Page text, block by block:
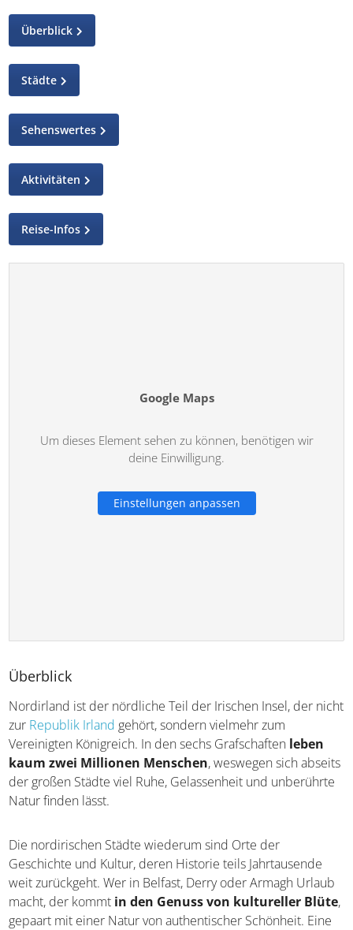
Überblick
Städte
Sehenswertes
Aktivitäten
Reise-Infos
Google Maps
Um dieses Element sehen zu können, benötigen wir
deine Einwilligung.
Einstellungen anpassen
Überblick
Nordirland ist der nördliche Teil der Irischen Insel, der
nicht zurRepublik Irlandgehört, sondern vielmehr zum
Vereinigten Königreich. In den sechs Grafschaften leben
kaum zwei Millionen Menschen, weswegen sich
abseits der großen Städte viel Ruhe, Gelassenheit und
unberührte Natur finden lässt.
Die nordirischen Städte wiederum sind Orte der
Geschichte und Kultur, deren Historie teils Jahrtausende
weit zurückgeht. Wer in Belfast, Derry oder Armagh
Urlaub macht, der kommt in den Genuss von
kultureller Blüte, gepaart mit einer Natur von